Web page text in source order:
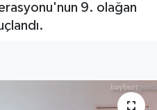
9. olağan